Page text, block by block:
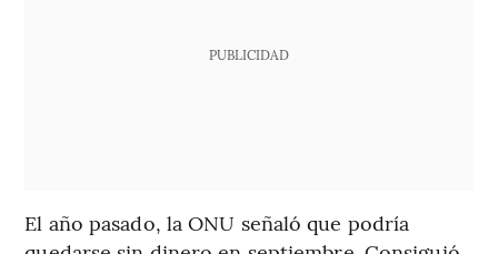
PUBLICIDAD
El año pasado, la ONU señaló que podría